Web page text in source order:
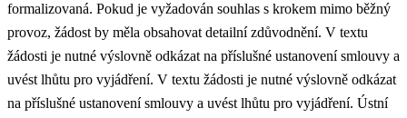
formalizovaná. Pokud je vyžadován souhlas s krokem mimo běžný
provoz, žádost by měla obsahovat detailní zdůvodnění. V textu
žádosti je nutné výslovně odkázat na příslušné ustanovení smlouvy a
uvést lhůtu pro vyjádření. V textu žádosti je nutné výslovně odkázat
na příslušné ustanovení smlouvy a uvést lhůtu pro vyjádření. Ústní